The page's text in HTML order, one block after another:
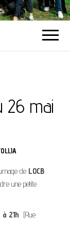
26 mai
de LOCB
une petite
21h (Rue